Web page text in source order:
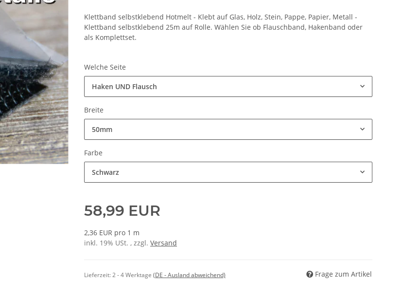
Klettband selbstklebend Hotmelt - Klebt auf Glas, Holz, Stein, Pappe, Papier, Metall -
Klettband selbstklebend 25m auf Rolle. Wählen Sie ob Flauschband, Hakenband oder
als Komplettset.
Welche Seite
Haken UND Flausch
Breite
50mm
Farbe
Schwarz
58,99 EUR
2,36 EUR pro 1 m
inkl. 19% USt. , zzgl. Versand
Lieferzeit:2 - 4 Werktage (DE - Ausland abweichend) Frage zum Artikel